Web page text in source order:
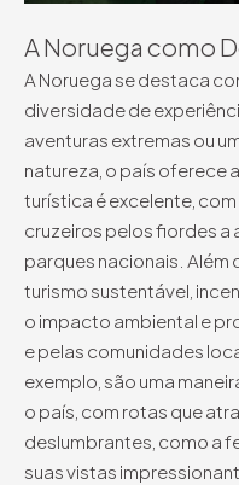
A Noruega como
A Noruega se destaca
diversidade de
aventuras extremas ou
natureza, o país oferece
turística é excelente,
cruzeiros pelos fiordes a
parques nacionais. Além
turismo sustentável,
o impacto ambiental e
e pelas comunidades
exemplo, são uma
o país, com rotas que
deslumbrantes, como a
suas vistas